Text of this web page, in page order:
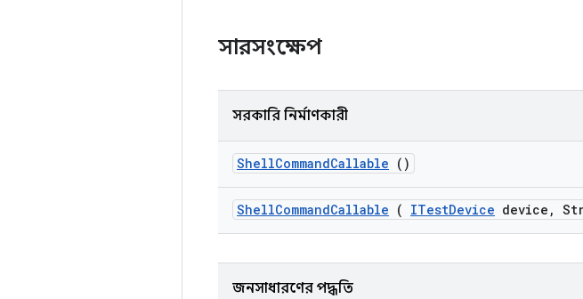
সারসংক্ষেপ
সরকারি নির্মাণকারী
ShellCommandCallable ()
ShellCommandCallable ( ITestDevice device ,
জনসাধারণের পদ্ধতি